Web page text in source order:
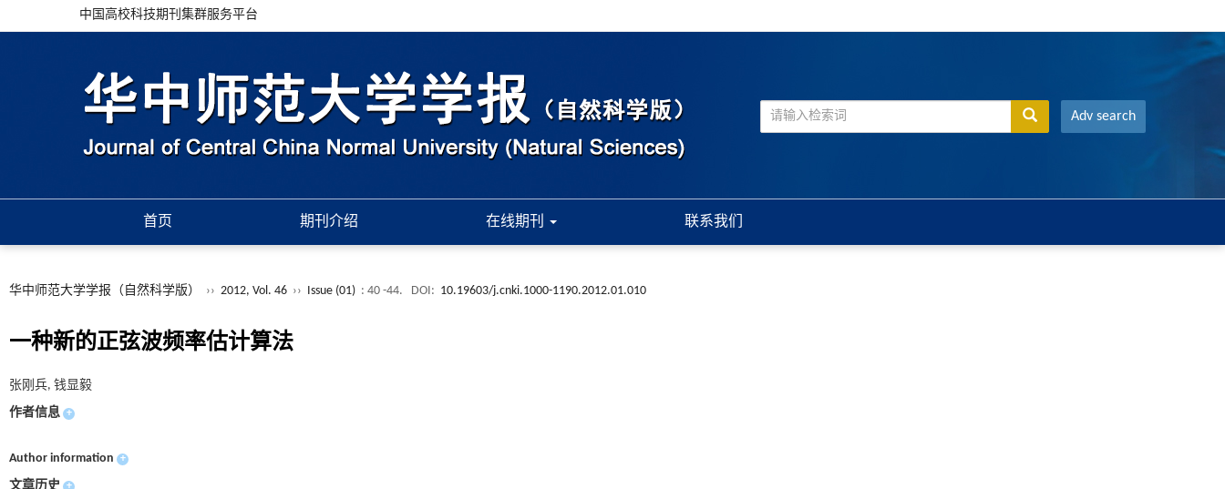
中国高校科技期刊集群服务平台
Adv search
首页 期刊介绍 在线期刊 联系我们
华中师范大学学报（自然科学版） ›› 2012, Vol. 46 ›› Issue (01) : 40 -44. DOI: 10.19603/j.cnki.1000-1190.2012.01.010
一种新的正弦波频率估计算法
张刚兵, 钱显毅
作者信息 +
Author information +
文章历史 +